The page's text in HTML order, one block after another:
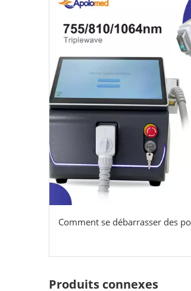
Comment se débarrasser des
Produits connexes